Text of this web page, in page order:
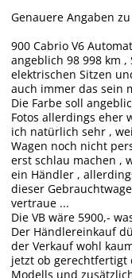
Genauere Angaben
900 Cabrio V6
angeblich 98 998 km
elektrischen Sitzen
auch immer das sein
Die Farbe soll
Fotos allerdings eher
ich natürlich sehr ,
Wagen noch nicht
erst schlau machen ,
ein Händler ,
dieser
vertraue ...
Die VB wäre 5900,-
Der Händlereinkauf
der Verkauf wohl
jetzt ob gerechtfertigt
Modells und